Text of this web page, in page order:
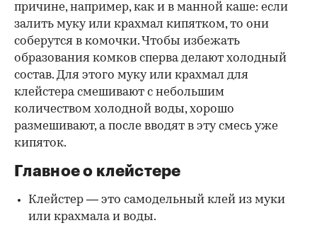
причине, например, как и в манной каше: если
залить муку или крахмал кипятком, то они
соберутся в комочки. Чтобы избежать
образования комков сперва делают холодный
состав. Для этого муку или крахмал для
клейстера смешивают с небольшим
количеством холодной воды, хорошо
размешивают, а после вводят в эту смесь уже
кипяток.
Главное о клейстере
Клейстер — это самодельный клей из муки
или крахмала и воды.